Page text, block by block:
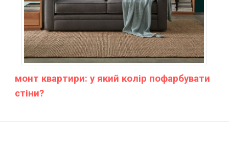
монт квартири: у який колір пофарбувати
стіни?